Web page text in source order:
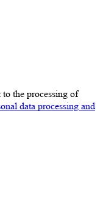
the processing of
data processing and